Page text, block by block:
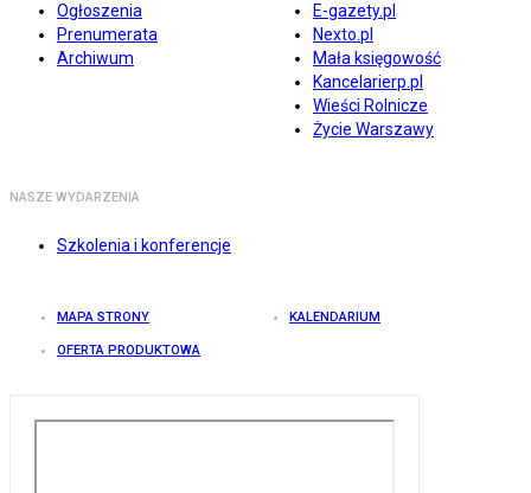
Ogłoszenia
Prenumerata
Archiwum
E-gazety.pl
Nexto.pl
Mała księgowość
Kancelarierp.pl
Wieści Rolnicze
Życie Warszawy
NASZE WYDARZENIA
Szkolenia i konferencje
MAPA STRONY KALENDARIUM
OFERTA PRODUKTOWA